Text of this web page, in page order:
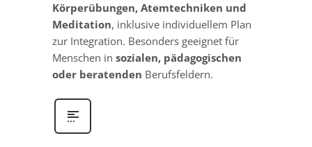
Körperübungen, Atemtechniken und
Meditation, inklusive individuellem Plan
zur Integration. Besonders geeignet für
Menschen in sozialen, pädagogischen
oder beratenden Berufsfeldern.